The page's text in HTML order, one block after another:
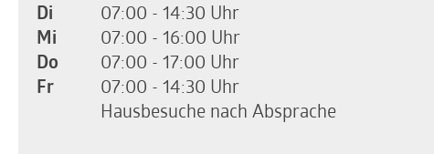
Di
07:00 - 14:30 Uhr
Mi
07:00 - 16:00 Uhr
Do
07:00 - 17:00 Uhr
Fr
07:00 - 14:30 Uhr
Hausbesuche nach Absprache